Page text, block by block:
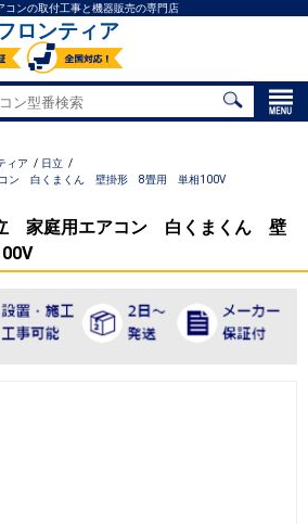
コンの取付工事と機器販売の専門店
ロンティア
ィア
日立
コン 白くまくん 壁掛形 8畳用 単相100V
家庭用エアコン 白くまくん 壁